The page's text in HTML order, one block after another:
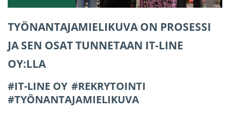
TYÖNANTAJAMIELIKUVA ON PROSESSI
JA SEN OSAT TUNNETAAN IT-LINE
OY:LLA
IT-LINE OY
REKRYTOINTI
TYÖNANTAJAMIELIKUVA